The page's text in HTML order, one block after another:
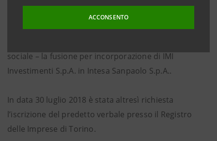
ACCONSENTO
Società, tenutosi in data 24 luglio 2018, che ha
approvato – ai sensi dell’art. 2505, comma 2, c.c. come
sociale – la fusione per incorporazione di IMI
Investimenti S.p.A. in Intesa Sanpaolo S.p.A..
In data 30 luglio 2018 è stata altresì richiesta
l’iscrizione del predetto verbale presso il Registro
delle Imprese di Torino.